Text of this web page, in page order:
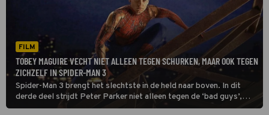
FILM
TOBEY MAGUIRE VECHT NIET ALLEEN TEGEN SCHURKEN, MAAR OOK TEGEN
ZICHZELF IN SPIDER-MAN 3
Spider-Man 3 brengt het slechtste in de held naar boven. In dit
derde deel strijdt Peter Parker niet alleen tegen de ‘bad guys’,
maar ook tegen het kwaad in zichzelf.